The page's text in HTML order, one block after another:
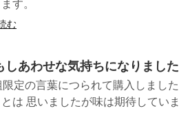
帰りま
む
しあわせな気持ちになりました
限定の言葉につられて購入しまし
は 思いましたが味は期待してい